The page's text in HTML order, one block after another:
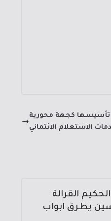
تأسيسها كجهة محورية
الاستعلام الائتماني
القرالة
يطرق ابواب